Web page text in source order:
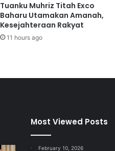
Tuanku Muhriz Titah Exco
Baharu Utamakan Amanah,
Kesejahteraan Rakyat
11 hours ago
Most Viewed Posts
February 10, 2026